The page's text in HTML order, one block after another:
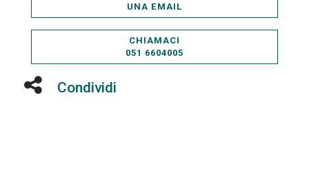
UNA EMAIL
CHIAMACI
051 6604005
Condividi